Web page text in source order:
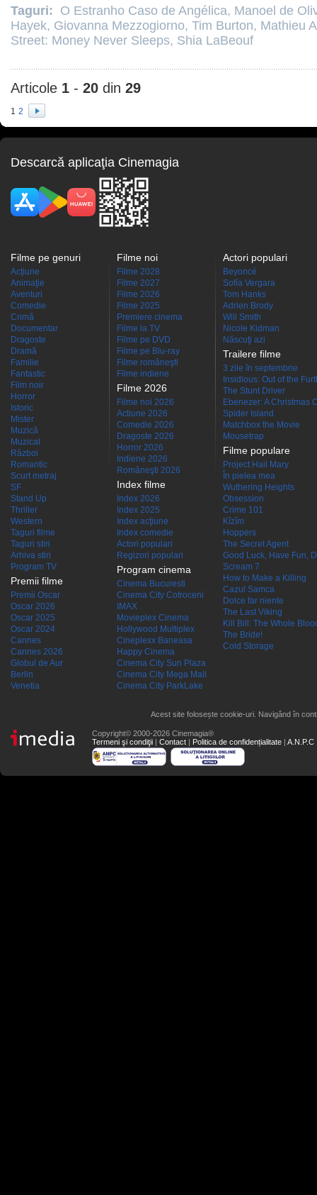
Taguri: O Estranho Caso de Angélica, Manoel de
Hayek, Giovanna Mezzogiorno, Tim Burton, Mathieu
Street: Money Never Sleeps, Shia LaBeouf
Articole 1 - 20 din 29
1 2
Descarcă aplicaţia Cinemagia
Filme pe genuri
Acţiune
Animaţie
Aventuri
Comedie
Crimă
Documentar
Dragoste
Dramă
Familie
Fantastic
Film noir
Horror
Istoric
Mister
Muzică
Muzical
Război
Romantic
Scurt metraj
SF
Stand Up
Thriller
Western
Taguri filme
Taguri stiri
Arhiva stiri
Program TV
Premii filme
Premii Oscar
Oscar 2026
Oscar 2025
Oscar 2024
Cannes
Cannes 2026
Globul de Aur
Berlin
Venetia
Filme noi
Filme 2028
Filme 2027
Filme 2026
Filme 2025
Premiere cinema
Filme la TV
Filme pe DVD
Filme pe Blu-ray
Filme româneşti
Filme indiene
Filme 2026
Filme noi 2026
Actiune 2026
Comedie 2026
Dragoste 2026
Horror 2026
Indiene 2026
Româneşti 2026
Index filme
Index 2026
Index 2025
Index acţiune
Index comedie
Actori populari
Regizori populari
Program cinema
Cinema Bucuresti
Cinema City Cotroceni
IMAX
Movieplex Cinema
Hollywood Multiplex
Cineplexx Baneasa
Happy Cinema
Cinema City Sun Plaza
Cinema City Mega Mall
Cinema City ParkLake
Actori populari
Beyoncé
Sofía Vergara
Tom Hanks
Adrien Brody
Will Smith
Nicole Kidman
Născuţi azi
Trailere filme
3 zile în septembrie
Insidious: Out of the
The Stunt Driver
Ebenezer: A Christmas
Spider Island
Matchbox the Movie
Mousetrap
Filme populare
Project Hail Mary
În pielea mea
Wuthering Heights
Obsession
Crime 101
Kîzîm
Hoppers
The Secret Agent
Good Luck, Have Fun,
Scream 7
How to Make a Killing
Cazul Samca
Dolce far niente
The Last Viking
Kill Bill: The Whole
The Bride!
Cold Storage
Acest site folosește cookie-uri. Navigând în
Copyright© 2000-2026 Cinemagia®
Termeni şi condiţii | Contact | Politica de confidențialitate | A.N.P.C